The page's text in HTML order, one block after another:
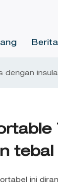
dengan
tebal
ini